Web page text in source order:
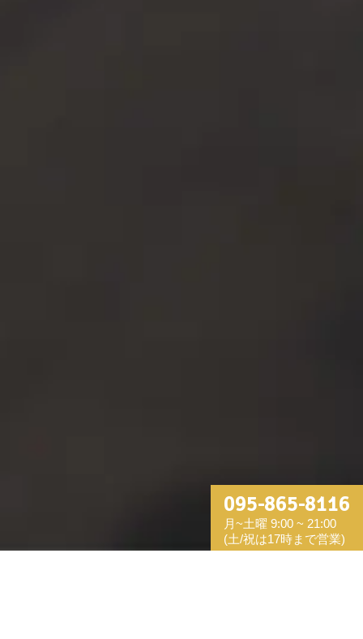
095-865-8116
月~土曜 9:00 ~ 21:00
(土/祝は17時まで営業)